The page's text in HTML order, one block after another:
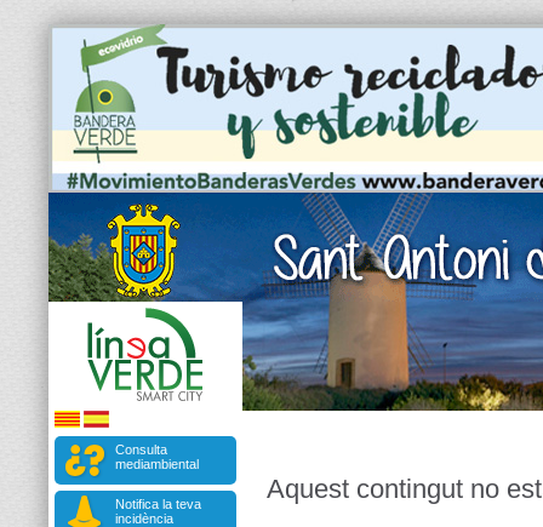
Consulta
mediambiental
Notifica la teva
incidència
Aquest contingut no